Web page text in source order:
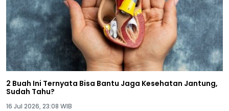
2 Buah Ini Ternyata Bisa Bantu Jaga Kesehatan Jantung,
Sudah Tahu?
16 Jul 2026, 23:08 WIB